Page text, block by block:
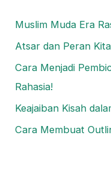
Muslim Muda Era
Atsar dan Peran
Cara Menjadi
Rahasia!
Keajaiban Kisah
Cara Membuat